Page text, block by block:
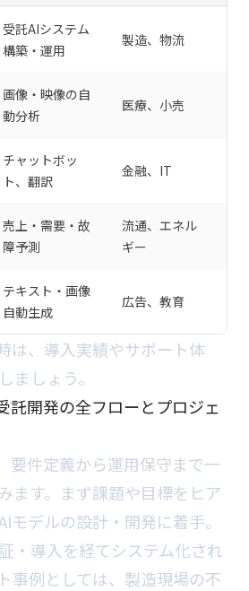
受託AIシステム
構築・運用
製造、物流
画像・映像の自
動分析
医療、小売
チャットボッ
ト、翻訳
金融、IT
売上・需要・故
障予測
流通、エネル
ギー
テキスト・画像
自動生成
広告、教育
は、導入実績やサポート体
ましょう。
託開発の全フローとプロジェ
要件定義から運用保守まで一
ます。まず課題や目標をヒア
モデルの設計・開発に着手。
・導入を経てシステム化され
事例としては、製造現場の不